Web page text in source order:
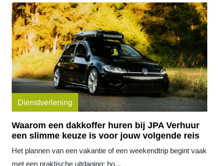
Dienstverlening
Waarom een dakkoffer huren bij JPA Verhuur
een slimme keuze is voor jouw volgende reis
Het plannen van een vakantie of een weekendtrip begint vaak
met een praktische uitdaging: ho...